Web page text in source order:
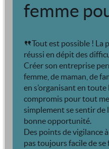
femme
Tout est possible ! La
réussi en dépit des
Créer son entreprise
femme, de maman, de
en s’organisant en toute
compromis pour tout
simplement se sentir de
bonne opportunité.
Des points de vigilance
pas toujours facile de